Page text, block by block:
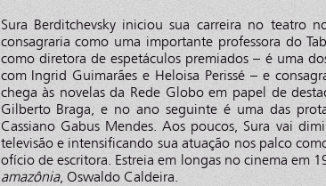
Sura Berditchevsky iniciou sua carreira no teatro
consagraria como uma importante professora do
como diretora de espetáculos premiados – é uma
com Ingrid Guimarães e Heloisa Perissé – e
chega às novelas da Rede Globo em papel de
Gilberto Braga, e no ano seguinte é uma das
Cassiano Gabus Mendes. Aos poucos, Sura vai
televisão e intensificando sua atuação nos palco
ofício de escritora. Estreia em longas no cinema em
amazônia, Oswaldo Caldeira.